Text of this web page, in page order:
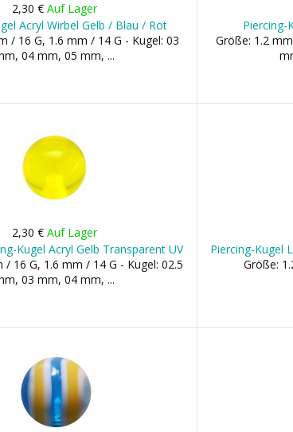
2,30 €Auf Lager
Acryl Wirbel Gelb / Blau / Rot
/ 16 G, 1.6 mm / 14 G - Kugel: 03
04 mm, 05 mm, ...
Piercing-
Größe: 1.2
2,30 €Auf Lager
Kugel Acryl Gelb Transparent UV
/ 16 G, 1.6 mm / 14 G - Kugel: 02.5
03 mm, 04 mm, ...
Piercing-Kugel
Größe: